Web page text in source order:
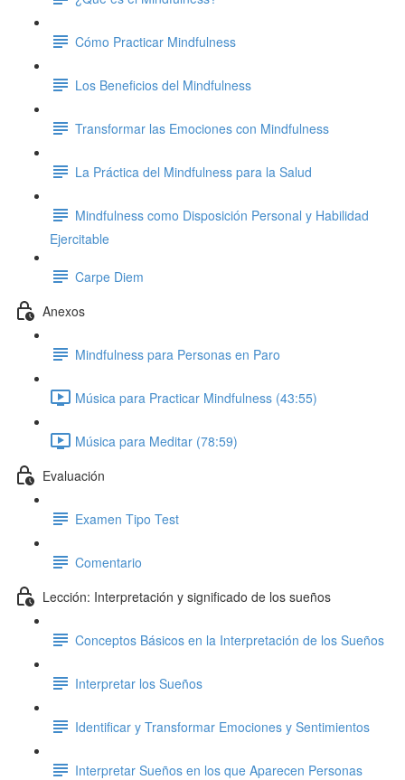
Cómo Practicar Mindfulness
Los Beneficios del Mindfulness
Transformar las Emociones con Mindfulness
La Práctica del Mindfulness para la Salud
Mindfulness como Disposición Personal y Habilidad
Ejercitable
Carpe Diem
Anexos
Mindfulness para Personas en Paro
Música para Practicar Mindfulness (43:55)
Música para Meditar (78:59)
Evaluación
Examen Tipo Test
Comentario
Lección: Interpretación y significado de los sueños
Conceptos Básicos en la Interpretación de los Sueños
Interpretar los Sueños
Identificar y Transformar Emociones y Sentimientos
Interpretar Sueños en los que Aparecen Personas